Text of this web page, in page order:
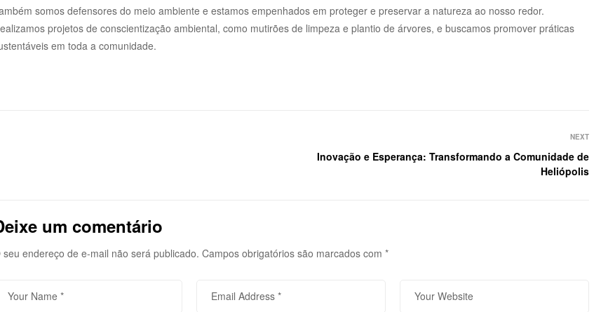
somos defensores do meio ambiente e estamos empenhados em proteger e preservar a natureza ao nosso redor.
projetos de conscientização ambiental, como mutirões de limpeza e plantio de árvores, e buscamos promover práticas
em toda a comunidade.
NEXT
Inovação e Esperança: Transformando a Comunidade de
Heliópolis
um comentário
seu endereço de e-mail não será publicado. Campos obrigatórios são marcados com *